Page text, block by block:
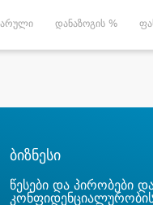
დანაზოგის %
ბიზნესი
წესები და პირობები